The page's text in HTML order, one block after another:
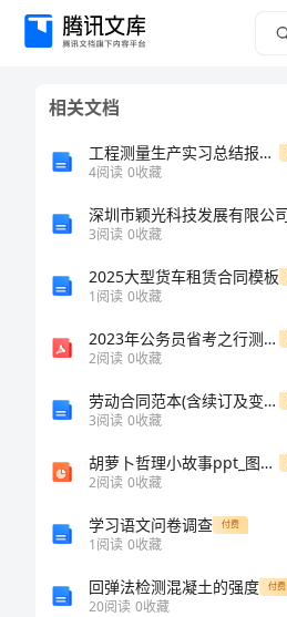
清
相关文档
工程测量生产实习总结报告范本
4阅读 0收藏
3阅读 0收藏
2025大型货车租赁合同模板
1阅读 0收藏
2023年公务员省考之行测通关题库(附带答案)
2阅读 0收藏
劳动合同范本(含续订及变更)
3阅读 0收藏
胡萝卜哲理小故事ppt_图文-课件（PPT讲稿）
2阅读 0收藏
学习语文问卷调查 付费
1阅读 0收藏
回弹法检测混凝土的强度 付费
20阅读 0收藏